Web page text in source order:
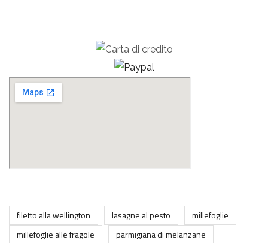
filetto alla wellington lasagne al pesto
millefoglie
millefoglie alle fragole
parmigiana di melanzane